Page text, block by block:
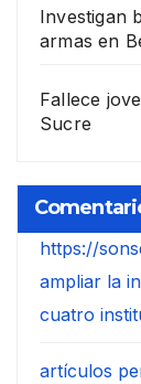
Investigan
armas en
Fallece
Sucre
https://
ampliar la
cuatro
artículos